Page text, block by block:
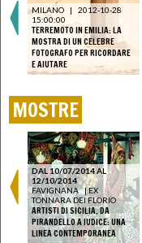
MILANO |
2012-10-28
15:00:00
TERREMOTO IN EMILIA: LA
MOSTRA DI UN CELEBRE
FOTOGRAFO PER RICORDARE
E AIUTARE
MOSTRE
DAL 10/07/2014 AL
12/10/2014
FAVIGNANA |EX
TONNARA DEI FLORIO
ARTISTI DI SICILIA. DA
PIRANDELLO A IUDICE: UNA
LINEA CONTEMPORANEA